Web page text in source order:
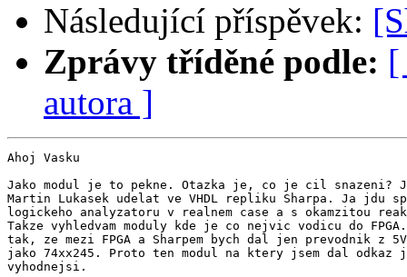
Následující příspěvek:
Zprávy tříděné podle: [
autora ]
Ahoj Vasku
Jako modul je to pekne. Otazka je, co je cil snazeni?
Martin Lukasek udelat ve VHDL repliku Sharpa. Ja jdu
logickeho analyzatoru v realnem case a s okamzitou
Takze vyhledvam moduly kde je co nejvic vodicu do
tak, ze mezi FPGA a Sharpem bych dal jen prevodnik z
jako 74xx245. Proto ten modul na ktery jsem dal odkaz
vyhodnejsi.